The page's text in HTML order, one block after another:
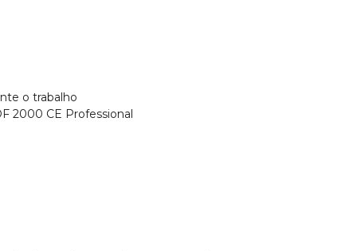
o trabalho
2000 CE Professional